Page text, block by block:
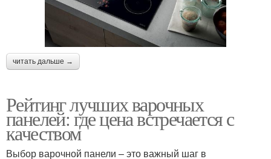
читать дальше →
Рейтинг лучших варочных
панелей: где цена встречается с
качеством
Выбор варочной панели – это важный шаг в